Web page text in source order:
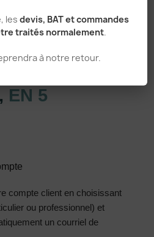
les devis, BAT et commandes
traités normalement.
à notre retour.
EN 5
compte client en choisissant
ou professionnel) et
un courriel de